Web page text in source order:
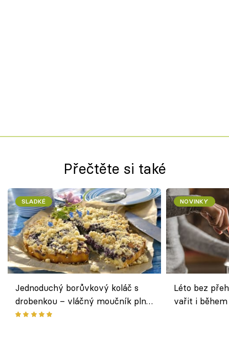
Přečtěte si také
SLADKÉ
Jednoduchý borůvkový koláč s
drobenkou – vláčný moučník plný
ovoce
NOVINKY
Léto bez
vařit i